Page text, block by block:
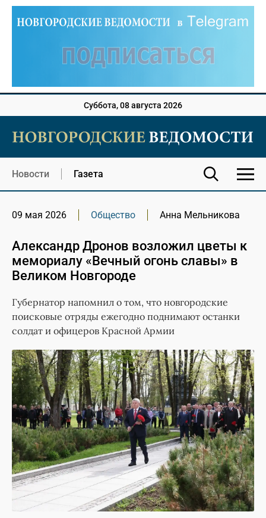
Суббота, 08 августа 2026
Новости Газета
09 мая 2026 Общество Анна Мельникова
Александр Дронов возложил цветы к
мемориалу «Вечный огонь славы» в
Великом Новгороде
Губернатор напомнил о том, что новгородские
поисковые отряды ежегодно поднимают останки
солдат и офицеров Красной Армии